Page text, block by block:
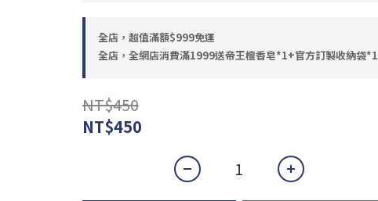
全店，超值滿額$999免運
全店，全網店消費滿1999送帝王檀香皂*1+官方訂製收納袋*1
NT$450
NT$450